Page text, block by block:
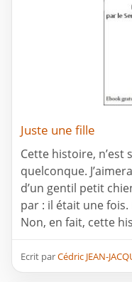
Juste une fille
Cette histoire,
quelconque.
d’un gentil petit
par : il était une
Non, en fait, cette
Ecrit parCédric JEAN-